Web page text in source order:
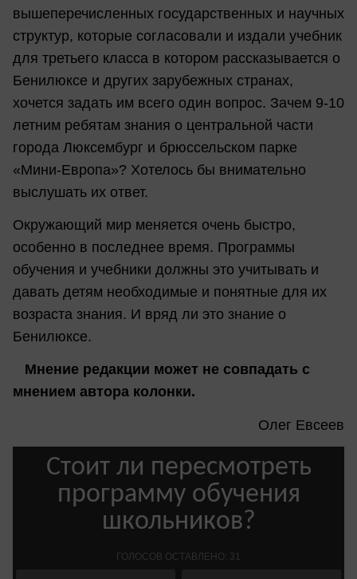
вышеперечисленных государственных и научных
структур, которые согласовали и издали учебник
для третьего класса в котором рассказывается о
Бенилюксе и других зарубежных странах,
хочется задать им всего один вопрос. Зачем 9-10
летним ребятам знания о центральной части
города Люксембург и брюссельском парке
«Мини-Европа»? Хотелось бы внимательно
выслушать их ответ.
Окружающий мир меняется очень быстро,
особенно в последнее время. Программы
обучения и учебники должны это учитывать и
давать детям необходимые и понятные для их
возраста знания. И вряд ли это знание о
Бенилюксе.
Мнение редакции может не совпадать с
мнением автора колонки.
Олег Евсеев